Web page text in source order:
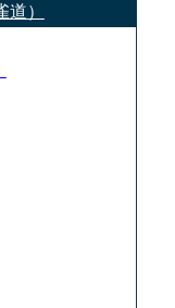
）